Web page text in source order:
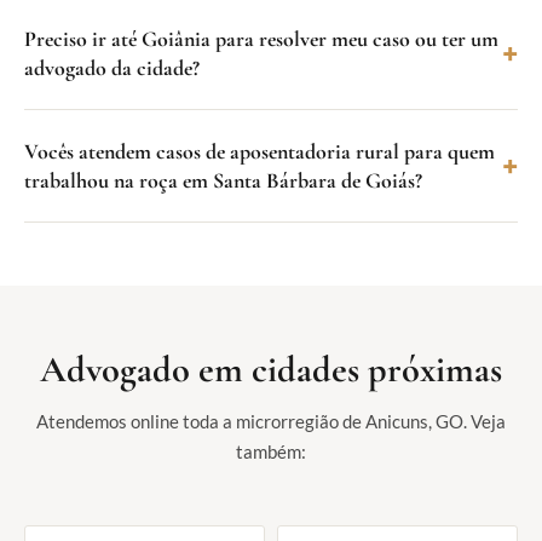
Preciso ir até Goiânia para resolver meu caso ou ter um
advogado da cidade?
Vocês atendem casos de aposentadoria rural para quem
trabalhou na roça em Santa Bárbara de Goiás?
Advogado em cidades próximas
Atendemos online toda a microrregião de Anicuns, GO. Veja
também: